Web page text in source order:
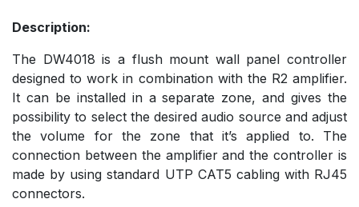
Description:
The DW4018 is a flush mount wall panel controller
designed to work in combination with the R2 amplifier.
It can be installed in a separate zone, and gives the
possibility to select the desired audio source and adjust
the volume for the zone that it’s applied to. The
connection between the amplifier and the controller is
made by using standard UTP CAT5 cabling with RJ45
connectors.